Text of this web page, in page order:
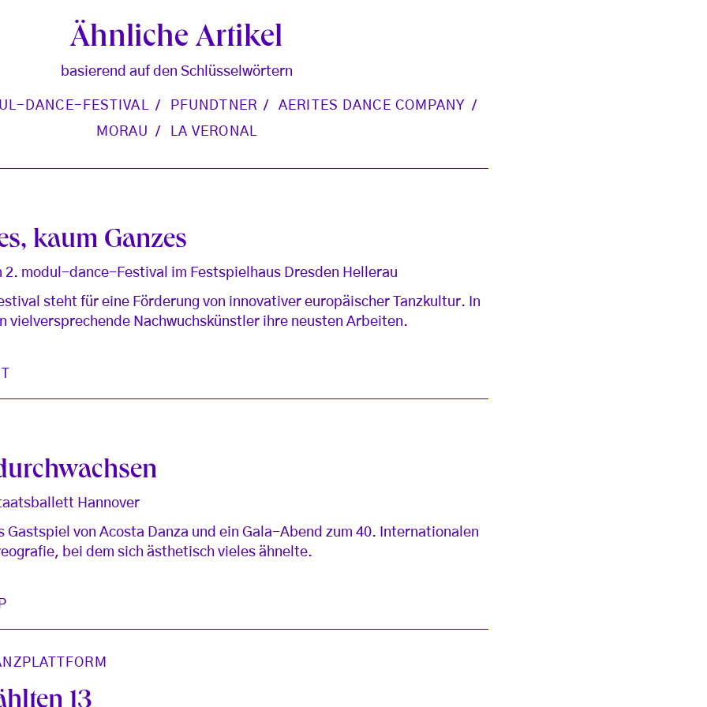
Ähnliche Artikel
basierend auf den Schlüsselwörtern
DANCE-FESTIVAL PFUNDTNER
AERITES DANCE COMPANY
MORAU
LA VERONAL
kaum Ganzes
2. modul-dance-Festival im Festspielhaus Dresden Hellerau
steht für eine Förderung von innovativer europäischer Tanzkultur. In
vielversprechende Nachwuchskünstler ihre neusten Arbeiten.
Hannover
Gastspiel von Acosta Danza und ein Gala-Abend zum 40. Internationalen
bei dem sich ästhetisch vieles ähnelte.